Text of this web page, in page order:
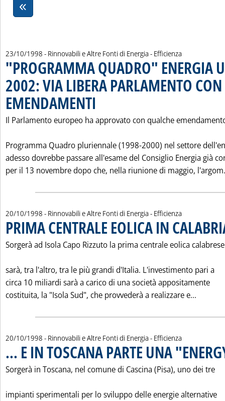
23/10/1998 - Rinnovabili e Altre Fonti di Energia - Efficienza
"PROGRAMMA QUADRO" ENERGIA
2002: VIA LIBERA PARLAMENTO CON
EMENDAMENTI
Il Parlamento europeo ha approvato con qualche
Programma Quadro pluriennale (1998-2000) nel settore
adesso dovrebbe passare all'esame del Consiglio Energia già
per il 13 novembre dopo che, nella riunione di maggio,
20/10/1998 - Rinnovabili e Altre Fonti di Energia - Efficienza
PRIMA CENTRALE EOLICA IN
Sorgerà ad Isola Capo Rizzuto la prima centrale eolica
sarà, tra l'altro, tra le più grandi d'Italia. L'investimento pari a
circa 10 miliardi sarà a carico di una società appositamente
costituita, la "Isola Sud", che provvederà a realizzare e...
20/10/1998 - Rinnovabili e Altre Fonti di Energia - Efficienza
... E IN TOSCANA PARTE UNA
Sorgerà in Toscana, nel comune di Cascina (Pisa), uno dei tre
impianti sperimentali per lo sviluppo delle energie alternative